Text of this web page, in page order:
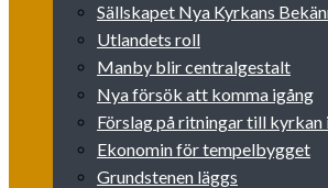
Sällskapet Nya Kyrkans
Utlandets roll
Manby blir centralgestalt
Nya försök att komma igång
Förslag på ritningar till kyrkan
Ekonomin för tempelbygget
Grundstenen läggs